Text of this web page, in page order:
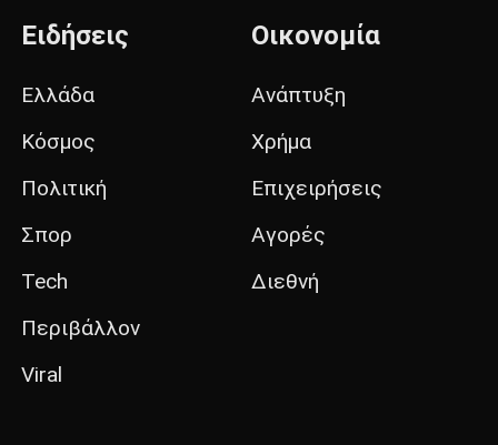
Ειδήσεις
Ελλάδα
Κόσμος
Πολιτική
Σπορ
Tech
Περιβάλλον
Viral
Οικονομία
Ανάπτυξη
Χρήμα
Επιχειρήσεις
Αγορές
Διεθνή